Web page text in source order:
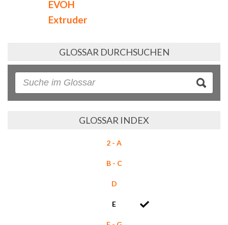
EVOH
Extruder
GLOSSAR DURCHSUCHEN
GLOSSAR INDEX
2 - A
B - C
D
E